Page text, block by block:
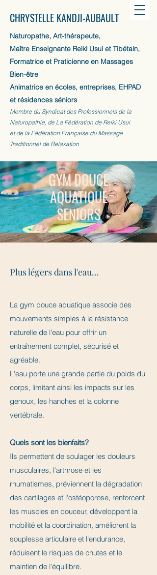
CHRYSTELLE KANDJI-AUBAULT
Naturopathe, Art-thérapeute,
Maître Enseignante Reiki Usui et Tibétain,
Formatrice et Praticienne en Massages
Bien-être
Animatrice en écoles, entreprises, EHPAD
et résidences séniors
Membre du Syndicat des Professionnels de la
Naturopathie, de La Fédération de Reiki Usui
et de la Fédération Française du Massage
Traditionnel de Relaxation
GYM DOUCE
AQUATIQUE
SENIORS
Plus légers dans l'eau...
La gym douce aquatique associe des
mouvements simples à la résistance
naturelle de l'eau pour offrir un
entraînement complet, sécurisé et
agréable.
L'eau porte une grande partie du poids du
corps, limitant ainsi les impacts sur les
genoux, les hanches et la colonne
vertébrale. ​
Quels sont les bienfaits?
Ils permettent de soulager les douleurs
musculaires, l'arthrose et les
rhumatismes, préviennent la dégradation
des cartilages et l'ostéoporose, renforcent
les muscles en douceur, développent la
mobilité et la coordination, améliorent la
souplesse articulaire et l'endurance,
réduisent le risques de chutes et le
maintien de l'équilibre.